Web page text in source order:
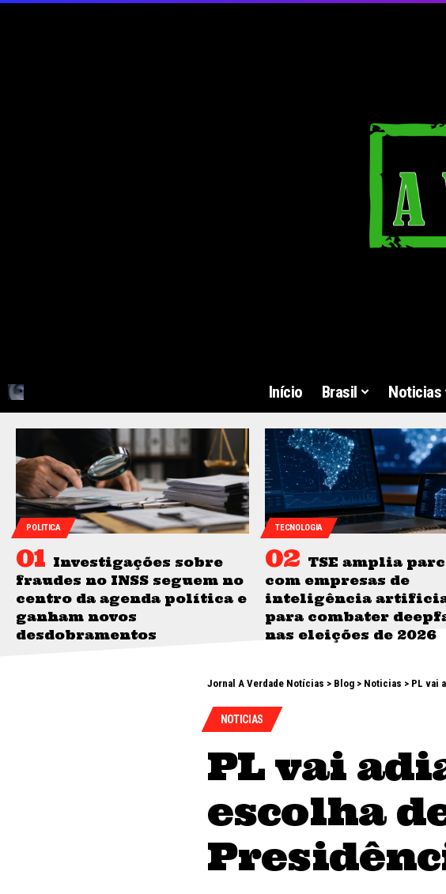
Início Brasil Noticias
POLITICA
Investigações sobre
fraudes no INSS seguem no
centro da agenda política e
ganham novos
desdobramentos
TECNOLOGIA
TSE amplia
com empresas de
inteligência
para combater
nas eleições de 2026
Jornal A Verdade Notícias > Blog > Noticias > PL vai
NOTICIAS
PL vai
escolha